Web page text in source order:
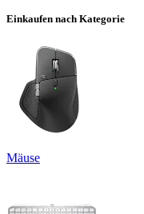
Einkaufen nach Kategorie
Mäuse